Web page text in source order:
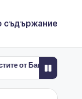
съдържание
Ползи от